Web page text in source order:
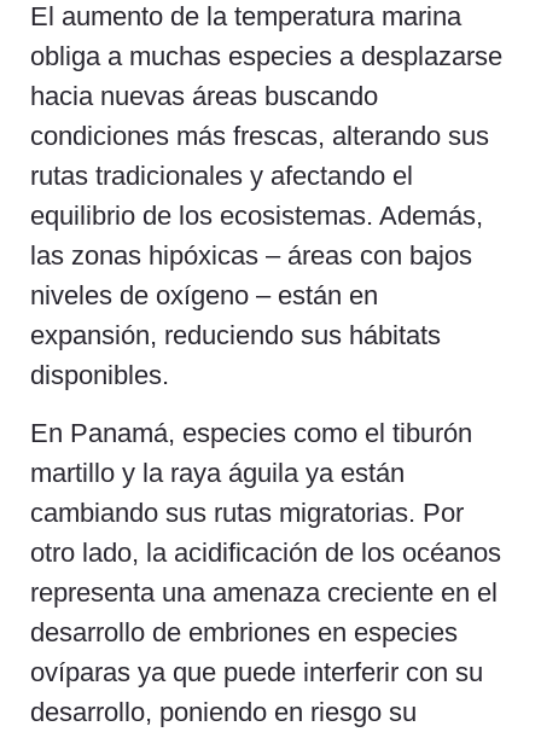
El aumento de la temperatura marina
obliga a muchas especies a desplazarse
hacia nuevas áreas buscando
condiciones más frescas, alterando sus
rutas tradicionales y afectando el
equilibrio de los ecosistemas. Además,
las zonas hipóxicas – áreas con bajos
niveles de oxígeno – están en
expansión, reduciendo sus hábitats
disponibles.
En Panamá, especies como el tiburón
martillo y la raya águila ya están
cambiando sus rutas migratorias. Por
otro lado, la acidificación de los océanos
representa una amenaza creciente en el
desarrollo de embriones en especies
ovíparas ya que puede interferir con su
desarrollo, poniendo en riesgo su